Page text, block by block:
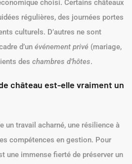
choisi. Certains châteaux
régulières, des journées portes
culturels. D’autres ne sont
d’un événement privé (mariage,
des chambres d’hôtes.
château est-elle vraiment un
un travail acharné, une résilience à
compétences en gestion. Pour
une immense fierté de préserver un